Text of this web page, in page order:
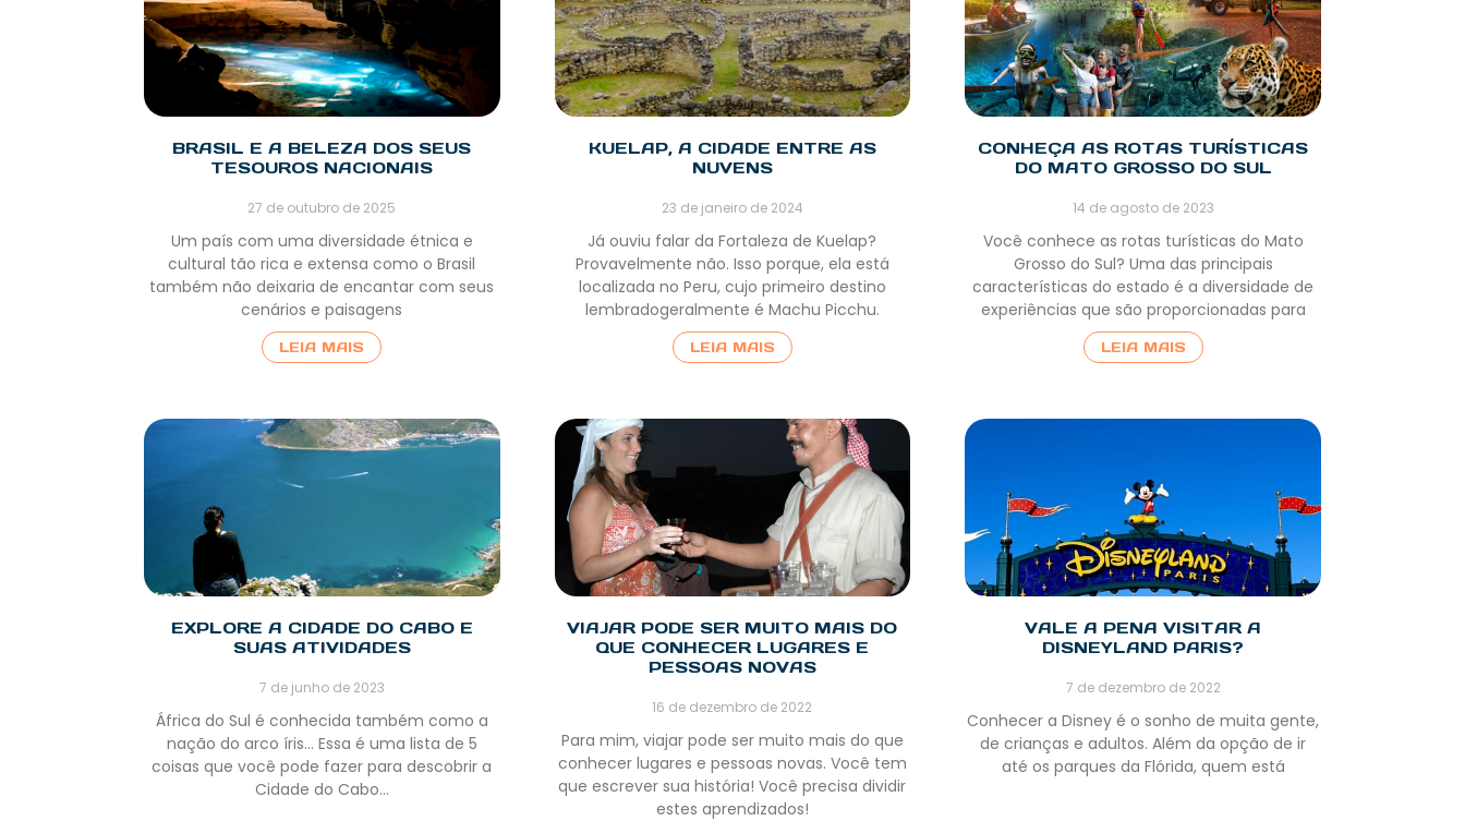
BRASIL E A BELEZA DOS SEUS
TESOUROS NACIONAIS
27 de outubro de 2025
Um país com uma diversidade étnica e
cultural tão rica e extensa como o Brasil
também não deixaria de encantar com seus
cenários e paisagens
LEIA MAIS
KUELAP, A CIDADE ENTRE AS
NUVENS
23 de janeiro de 2024
Já ouviu falar da Fortaleza de Kuelap?
Provavelmente não. Isso porque, ela está
localizada no Peru, cujo primeiro destino
lembradogeralmente é Machu Picchu.
LEIA MAIS
CONHEÇA AS ROTAS TURÍSTICAS
DO MATO GROSSO DO SUL
14 de agosto de 2023
Você conhece as rotas turísticas do Mato
Grosso do Sul? Uma das principais
características do estado é a diversidade de
experiências que são proporcionadas para
LEIA MAIS
EXPLORE A CIDADE DO CABO E
SUAS ATIVIDADES
7 de junho de 2023
África do Sul é conhecida também como a
nação do arco íris… Essa é uma lista de 5
coisas que você pode fazer para descobrir a
Cidade do Cabo…
VIAJAR PODE SER MUITO MAIS DO
QUE CONHECER LUGARES E
PESSOAS NOVAS
16 de dezembro de 2022
Para mim, viajar pode ser muito mais do que
conhecer lugares e pessoas novas. Você tem
que escrever sua história! Você precisa dividir
estes aprendizados!
VALE A PENA VISITAR A
DISNEYLAND PARIS?
7 de dezembro de 2022
Conhecer a Disney é o sonho de muita gente,
de crianças e adultos. Além da opção de ir
até os parques da Flórida, quem está